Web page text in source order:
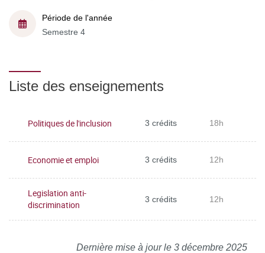
Période de l'année
Semestre 4
Liste des enseignements
Politiques de l'inclusion 3 crédits 18h
Economie et emploi 3 crédits 12h
Legislation anti-
discrimination
3 crédits 12h
Dernière mise à jour le 3 décembre 2025